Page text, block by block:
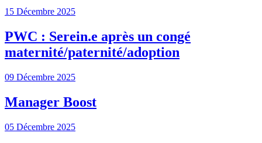
15 Décembre 2025
PWC : Serein.e après un congé
maternité/paternité/adoption
09 Décembre 2025
Manager Boost
05 Décembre 2025